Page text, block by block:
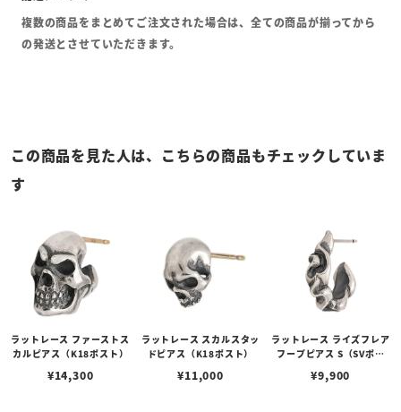
複数の商品をまとめてご注文された場合は、全ての商品が揃ってから
の発送とさせていただきます。
この商品を見た人は、こちらの商品もチェックしていま
す
ラットレース ファーストス
カルピアス（K18ポスト）
¥14,300
ラットレース スカルスタッ
ドピアス（K18ポスト）
¥11,000
ラットレース ライズフレア
フープピアス S（SVポス
¥9,900